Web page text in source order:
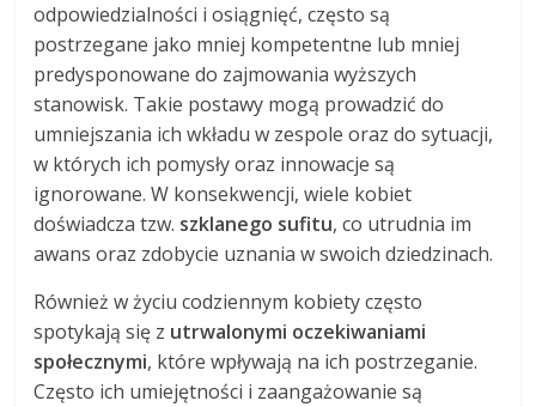
odpowiedzialności i osiągnięć, często są
postrzegane jako mniej kompetentne lub mniej
predysponowane do zajmowania wyższych
stanowisk. Takie postawy mogą prowadzić do
umniejszania ich wkładu w zespole oraz do sytuacji,
w których ich pomysły oraz innowacje są
ignorowane. W konsekwencji, wiele kobiet
doświadcza tzw. szklanego sufitu, co utrudnia im
awans oraz zdobycie uznania w swoich dziedzinach.
Również w życiu codziennym kobiety często
spotykają się z utrwalonymi oczekiwaniami
społecznymi, które wpływają na ich postrzeganie.
Często ich umiejętności i zaangażowanie są